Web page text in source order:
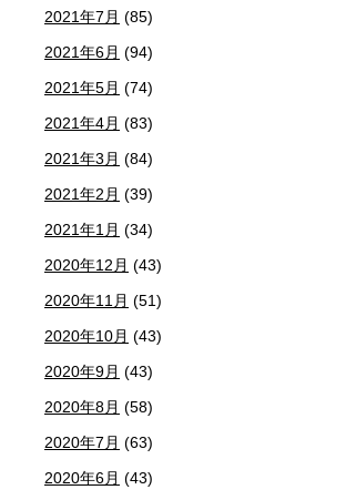
2021年7月 (85)
2021年6月 (94)
2021年5月 (74)
2021年4月 (83)
2021年3月 (84)
2021年2月 (39)
2021年1月 (34)
2020年12月 (43)
2020年11月 (51)
2020年10月 (43)
2020年9月 (43)
2020年8月 (58)
2020年7月 (63)
2020年6月 (43)